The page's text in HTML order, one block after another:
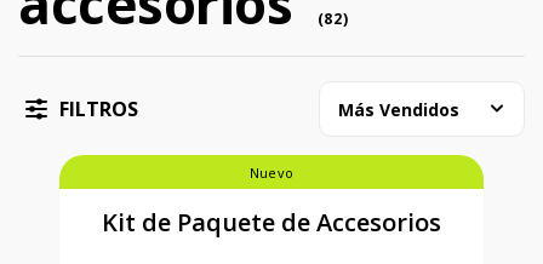
(82)
FILTROS Más Vendidos
Nuevo
Kit de Paquete de Accesorios